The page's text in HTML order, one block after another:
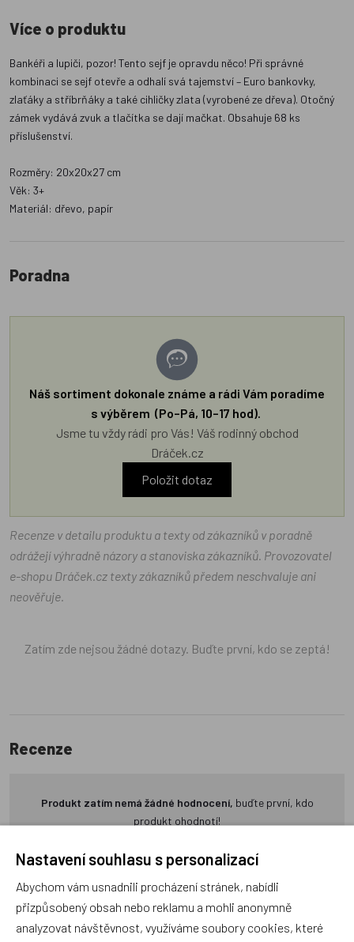
Více o produktu
Bankéři a lupiči, pozor! Tento sejf je opravdu něco! Při správné
kombinaci se sejf otevře a odhalí svá tajemství – Euro bankovky,
zlaťáky a stříbrňáky a také cihličky zlata (vyrobené ze dřeva). Otočný
zámek vydává zvuk a tlačítka se dají mačkat. Obsahuje 68 ks
příslušenství.
Rozměry: 20x20x27 cm
Věk: 3+
Materiál: dřevo, papír
Poradna
Náš sortiment dokonale známe a rádi Vám poradíme
s výběrem (Po–Pá, 10–17 hod).
Jsme tu vždy rádi pro Vás! Váš rodinný obchod
Dráček.cz
Položit dotaz
Recenze v detailu produktu a texty od zákazníků v poradně
odrážejí výhradně názory a stanoviska zákazníků. Provozovatel
e-shopu Dráček.cz texty zákazníků předem neschvaluje ani
neověřuje.
Zatím zde nejsou žádné dotazy. Buďte první, kdo se zeptá!
Recenze
Produkt zatím nemá žádné hodnocení, buďte první, kdo
produkt ohodnotí!
Přidat hodnocení
Nastavení souhlasu s personalizací
Abychom vám usnadnili procházení stránek, nabídli
přizpůsobený obsah nebo reklamu a mohli anonymně
analyzovat návštěvnost, využíváme soubory cookies, které